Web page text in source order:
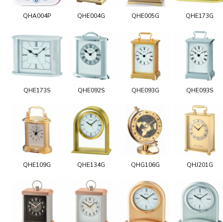
QHA004P QHE004G QHE005G QHE173G
QHE173S QHE092S QHE093G QHE093S
QHE109G QHE134G QHG106G QHJ201G